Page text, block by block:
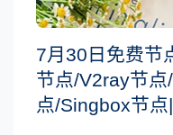
7月30日免费节
节点/V2ray节
点/Singbox节